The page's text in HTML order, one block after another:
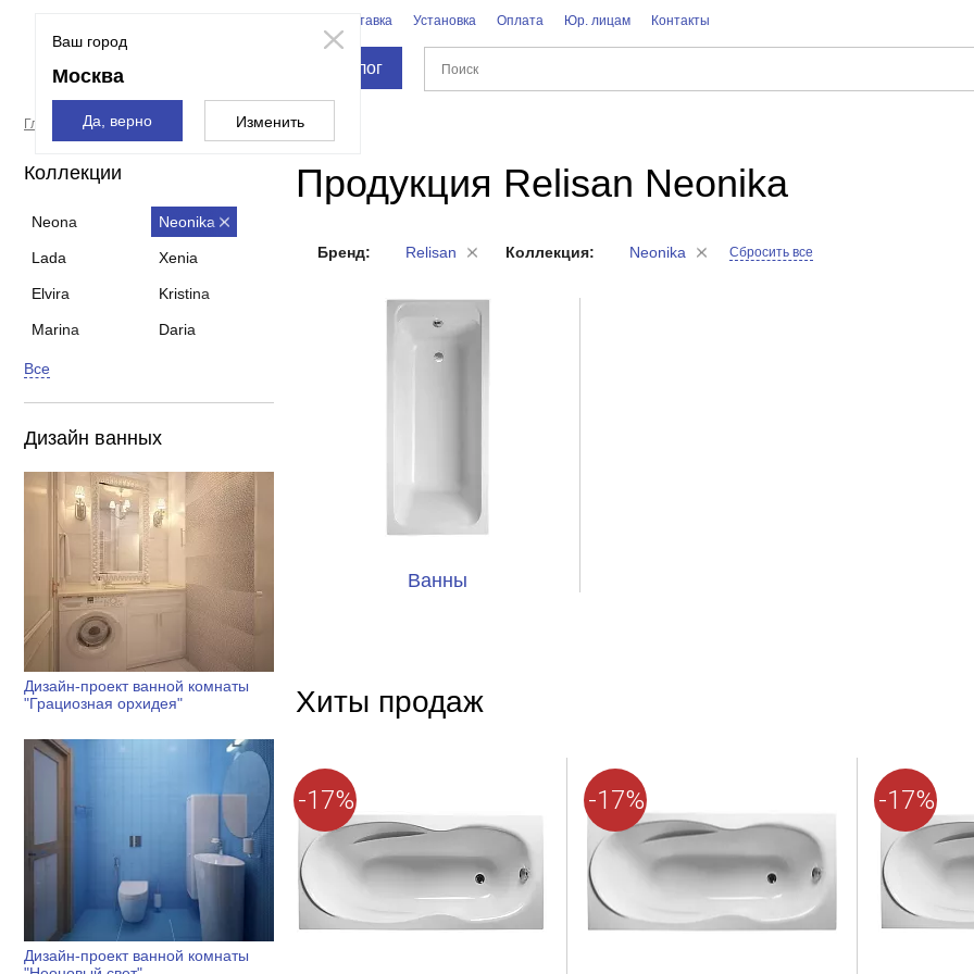
Ваш город
Москва
Да, верно Изменить
Доставка Установка Оплата Юр. лицам Контакты
Каталог
Главная страница Relisan Neonika
Коллекции
Neona Neonika
Lada Xenia
Elvira Kristina
Marina Daria
Все
Дизайн ванных
Дизайн-проект ванной комнаты
"Грациозная орхидея"
Дизайн-проект ванной комнаты
Продукция Relisan Neonika
Бренд: Relisan Коллекция: Neonika Сбросить все
Ванны
Хиты продаж
-17% -17% -17%